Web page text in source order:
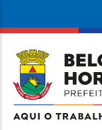
conteúdo
principal
da
Prefeitura
de